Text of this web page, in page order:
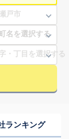
ランキング